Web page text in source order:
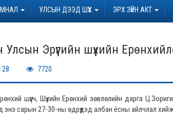
УЛСЫН ДЭЭД ШҮҮХ ЭРХ ЗҮЙН АКТ
Эрүүгийн шүүхийн
28 7720
шүүгч, Шүүхийн Ерөнхий зөвлөлийн дарга
сарын 27-30-ны өдрүүдэд албан ёсны айлчлал